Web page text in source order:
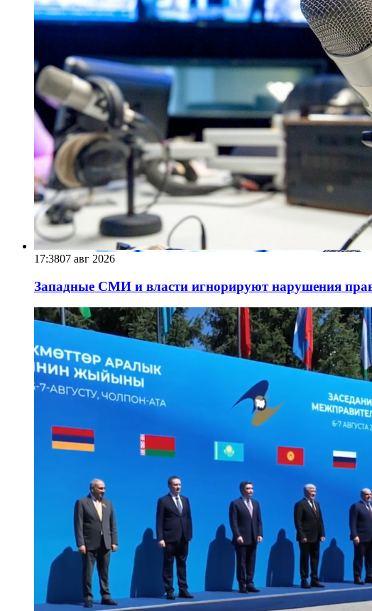
17:3807 авг 2026
Западные СМИ и власти игнорируют нарушения